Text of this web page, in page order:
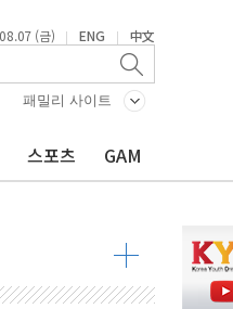
(금) | ENG | 中文
패밀리 사이트
스포츠 GAM